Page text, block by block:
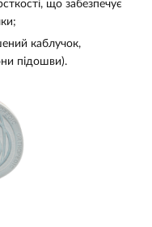
що забезпечує
каблучок,
підошви).